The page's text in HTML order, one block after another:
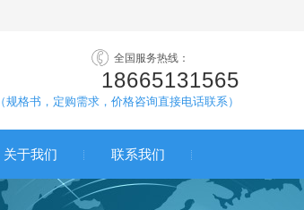
全国服务热线：
18665131565
（规格书，定购需求，价格咨询直接电话联系）
关于我们 联系我们